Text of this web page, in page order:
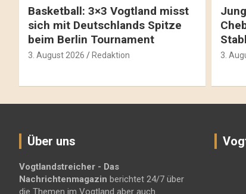
Basketball: 3×3 Vogtland misst
sich mit Deutschlands Spitze
beim Berlin Tournament
3. August 2026 Redaktion 3.
Über uns
Vogtlandstreicher - Das
Nachrichtenmagazin berichtet 24/7 über
die Themen im Vogtland aber auch